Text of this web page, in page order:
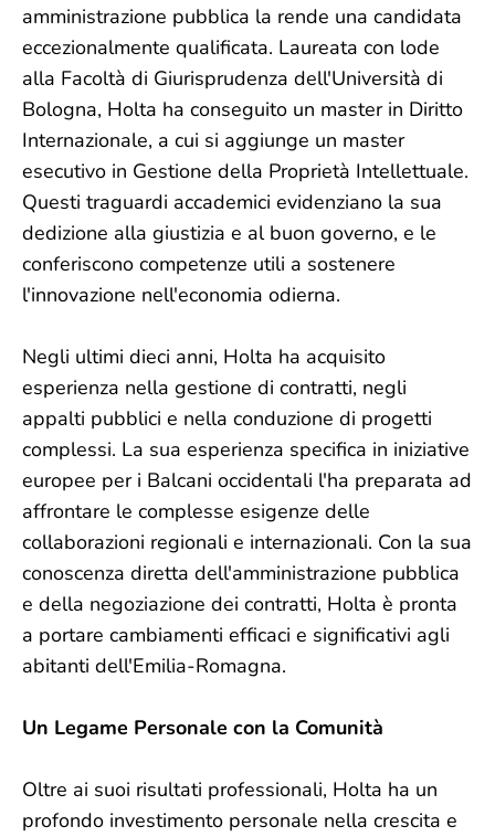
amministrazione pubblica la rende una candidata
eccezionalmente qualificata. Laureata con lode
alla Facoltà di Giurisprudenza dell'Università di
Bologna, Holta ha conseguito un master in Diritto
Internazionale, a cui si aggiunge un master
esecutivo in Gestione della Proprietà Intellettuale.
Questi traguardi accademici evidenziano la sua
dedizione alla giustizia e al buon governo, e le
conferiscono competenze utili a sostenere
l'innovazione nell'economia odierna.
Negli ultimi dieci anni, Holta ha acquisito
esperienza nella gestione di contratti, negli
appalti pubblici e nella conduzione di progetti
complessi. La sua esperienza specifica in iniziative
europee per i Balcani occidentali l'ha preparata ad
affrontare le complesse esigenze delle
collaborazioni regionali e internazionali. Con la sua
conoscenza diretta dell'amministrazione pubblica
e della negoziazione dei contratti, Holta è pronta
a portare cambiamenti efficaci e significativi agli
abitanti dell'Emilia-Romagna.
Un Legame Personale con la Comunità
Oltre ai suoi risultati professionali, Holta ha un
profondo investimento personale nella crescita e